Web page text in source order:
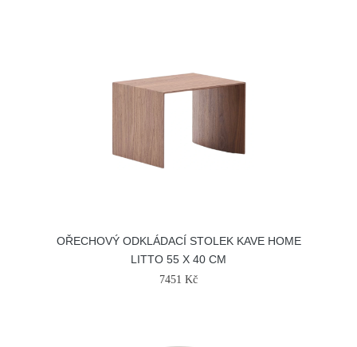
OŘECHOVÝ ODKLÁDACÍ STOLEK KAVE HOME
LITTO 55 X 40 CM
7451 Kč